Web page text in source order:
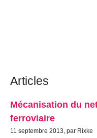
Articles
Mécanisation du
ferroviaire
11 septembre 2013, par Rixke